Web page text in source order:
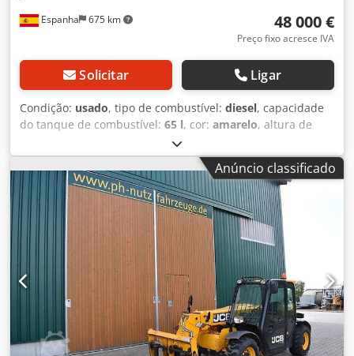
Espanha 675 km 48 000 €
Preço fixo acresce IVA
Solicitar Ligar
Condição: usado, tipo de combustível: diesel, capacidade
do tanque de combustível: 65 l, cor: amarelo, altura de
, configuração de eixo:
fabrico:2023, horas de funcionamento:2 630 h,
Equipamento:tração integral, Peso em vazio: 5.490 kg
Carga útil: 2.500 kg Peso bruto total (zGG): 7.990 kg Dkjdjy
Hgxyepfx Aqljr Dimensões (C x L x A): 400 x 184 x 189 cm
Anúncio classificado